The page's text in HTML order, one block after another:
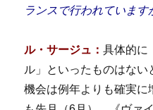
ランスで行われています
ル・サージュ：具体的に
ル」といったものはない
機会は例年よりも確実に